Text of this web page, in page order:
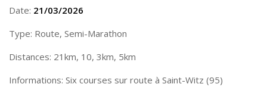
Date: 21/03/2026
Type: Route, Semi-Marathon
Distances: 21km, 10, 3km, 5km
Informations: Six courses sur route à Saint-Witz (95)